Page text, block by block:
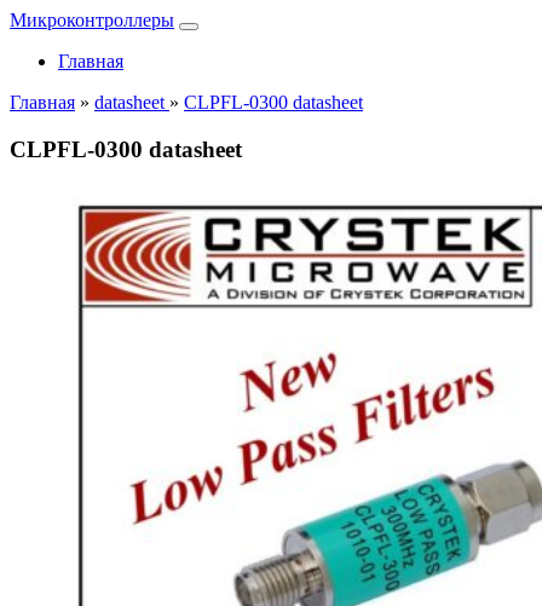
Микроконтроллеры
Главная
Главная » datasheet » CLPFL-0300 datasheet
CLPFL-0300 datasheet